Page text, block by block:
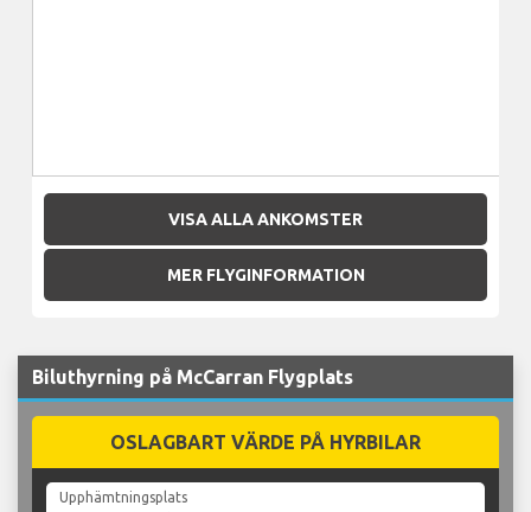
VISA ALLA ANKOMSTER
MER FLYGINFORMATION
Biluthyrning på McCarran Flygplats
OSLAGBART VÄRDE PÅ HYRBILAR
Upphämtningsplats